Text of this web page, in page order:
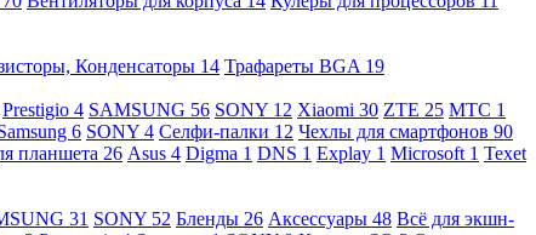
Конденсаторы 14 Трафареты BGA 19
Prestigio 4 SAMSUNG 56 SONY 12 Xiaomi 30 ZTE 25 МТС 1
6 SONY 4 Селфи-палки 12 Чехлы для смартфонов 90
планшета 26 Asus 4 Digma 1 DNS 1 Explay 1 Microsoft 1 Texet
31 SONY 52 Бленды 26 Аксессуары 48 Всё для экшн-